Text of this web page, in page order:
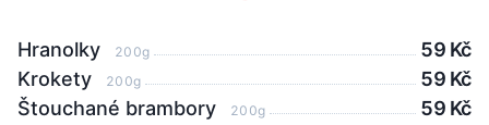
Hranolky 200g
59 Kč
Krokety
200g
59 Kč
Štouchané brambory
200g 59 Kč